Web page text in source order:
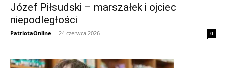
Józef Piłsudski – marszałek i ojciec
niepodległości
PatriotaOnline - 24 czerwca 2026 0